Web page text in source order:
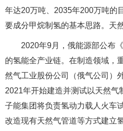
年达20万吨、2035年200万吨的
要成分甲烷制氢的基本思路。天
2020年9月，俄能源部公布
的氢能全产业链。在制造领域，
然气工业股份公司（俄气公司）
2021年开始建造并测试以天然
子能集团将负责氢动力载人火车
改造现有天然气管道等方式建立